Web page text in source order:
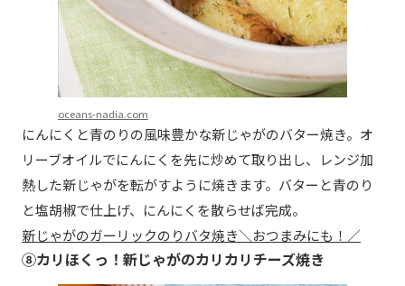
oceans-nadia.com
にんにくと青のりの風味豊かな新じゃがのバター焼き。オ
リーブオイルでにんにくを先に炒めて取り出し、レンジ加
熱した新じゃがを転がすように焼きます。バターと青のり
と塩胡椒で仕上げ、にんにくを散らせば完成。
新じゃがのガーリックのりバタ焼き＼おつまみにも！／
⑧カリほくっ！新じゃがのカリカリチーズ焼き